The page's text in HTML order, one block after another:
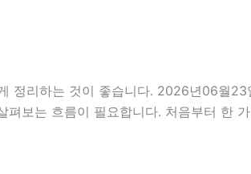
정리하는 것이 좋습니다. 2026년06월
보는 흐름이 필요합니다. 처음부터 한